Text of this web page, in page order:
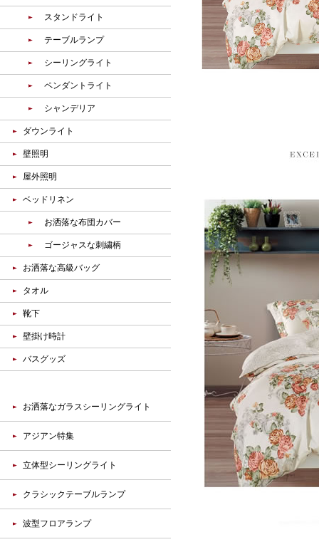
スタンドライト
テーブルランプ
シーリングライト
ペンダントライト
シャンデリア
ダウンライト
壁照明
屋外照明
ベッドリネン
お洒落な布団カバー
ゴージャスな刺繍柄
お洒落な高級バッグ
タオル
靴下
壁掛け時計
バスグッズ
お洒落なガラスシーリングライト
アジアン特集
立体型シーリングライト
クラシックテーブルランプ
波型フロアランプ